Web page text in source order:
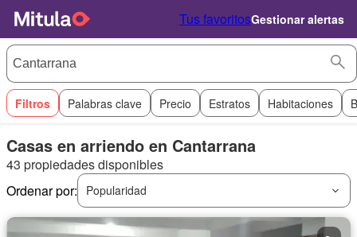
Tus favoritosGestionar alertas
Filtros Palabras clave Precio Estratos Habitaciones
Casas en arriendo en Cantarrana
43 propiedades disponibles
Ordenar por:
Popularidad